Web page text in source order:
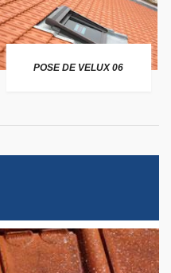
POSE DE VELUX 06